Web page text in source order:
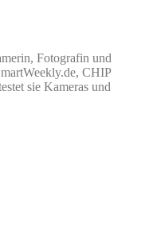
Fotografin und
CHIP
sie Kameras und